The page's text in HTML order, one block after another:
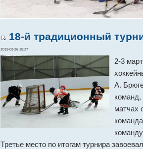
18-й традиционный
2019-03-26 15:27
2-3
А.
команд,
матчах
Третье место по итогам турнира